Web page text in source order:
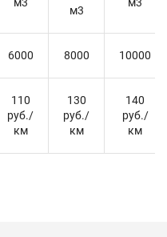
м3
6000 8000 10000
110
руб./
км
130
руб./
км
140
руб./
км